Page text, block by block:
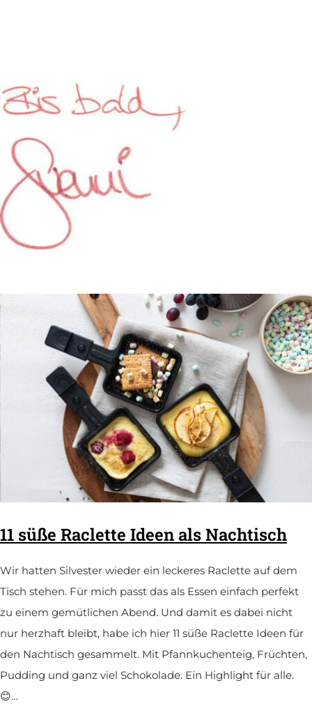
11 süße Raclette Ideen als Nachtisch
Wir hatten Silvester wieder ein leckeres Raclette auf dem
Tisch stehen. Für mich passt das als Essen einfach perfekt
zu einem gemütlichen Abend. Und damit es dabei nicht
nur herzhaft bleibt, habe ich hier 11 süße Raclette Ideen für
den Nachtisch gesammelt. Mit Pfannkuchenteig, Früchten,
Pudding und ganz viel Schokolade. Ein Highlight für alle.
😊…